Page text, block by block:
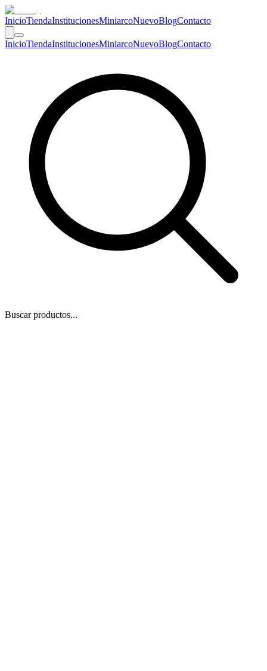
InicioTiendaInstitucionesMiniarcoNuevoBlogContacto
InicioTiendaInstitucionesMiniarcoNuevoBlogContacto
Buscar productos...